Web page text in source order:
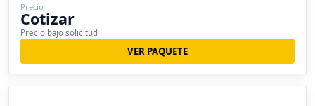
Precio
Cotizar
Precio bajo solicitud
VER PAQUETE